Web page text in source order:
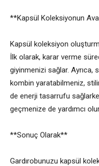
**Kapsül Koleksiyonun
Kapsül koleksiyon
İlk olarak, karar verme
giyinmenizi sağlar. Ayrıca,
kombin yaratabilmeniz,
de enerji tasarrufu
geçmenize de yardımcı
**Sonuç Olarak**
Gardırobunuzu kapsül